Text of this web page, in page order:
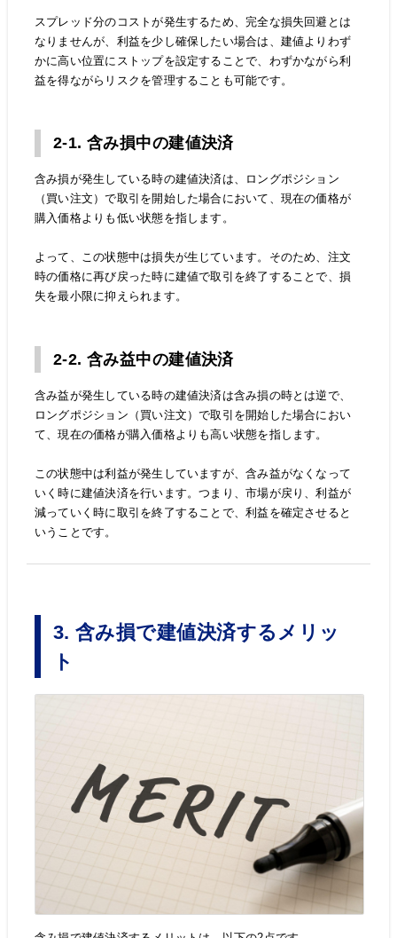
スプレッド分のコストが発生するため、完全な損失回避とは
なりませんが、利益を少し確保したい場合は、建値よりわず
かに高い位置にストップを設定することで、わずかながら利
益を得ながらリスクを管理することも可能です。
2-1. 含み損中の建値決済
含み損が発生している時の建値決済は、ロングポジション
（買い注文）で取引を開始した場合において、現在の価格が
購入価格よりも低い状態を指します。
よって、この状態中は損失が生じています。そのため、注文
時の価格に再び戻った時に建値で取引を終了することで、損
失を最小限に抑えられます。
2-2. 含み益中の建値決済
含み益が発生している時の建値決済は含み損の時とは逆で、
ロングポジション（買い注文）で取引を開始した場合におい
て、現在の価格が購入価格よりも高い状態を指します。
この状態中は利益が発生していますが、含み益がなくなって
いく時に建値決済を行います。つまり、市場が戻り、利益が
減っていく時に取引を終了することで、利益を確定させると
いうことです。
3. 含み損で建値決済するメリッ
ト